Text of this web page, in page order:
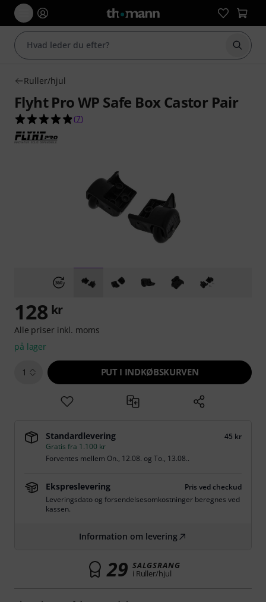
Start
Ruller/hjul
Flyht Pro WP Safe Box Castor Pair
4.9 ud af 5 stjerner fra 7 kundebedømmelser
(7)
128 kr
Alle priser inkl. moms
på lager
1 PUT I INDKØBSKURVEN
Standardlevering
45 kr
Gratis fra 1.100 kr
Forventes mellem On., 12.08. og To., 13.08..
Ekspreslevering
Pris ved checkud
Leveringsdato og forsendelsesomkostninger beregnes ved
kassen.
Information om levering
29 SALGSRANG
i Ruller/hjul